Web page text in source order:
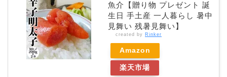
魚介【贈り物 プレゼント 誕
生日 手土産 一人暮らし 暑中
見舞い 残暑見舞い】
created by Rinker
Amazon
楽天市場